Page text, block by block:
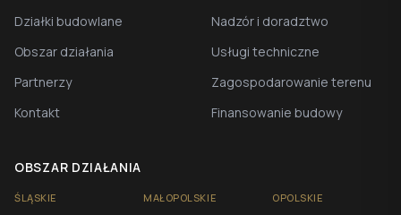
Działki budowlane
Obszar działania
Partnerzy
Kontakt
Nadzór i doradztwo
Usługi techniczne
Zagospodarowanie terenu
Finansowanie budowy
OBSZAR DZIAŁANIA
ŚLĄSKIE MAŁOPOLSKIE OPOLSKIE